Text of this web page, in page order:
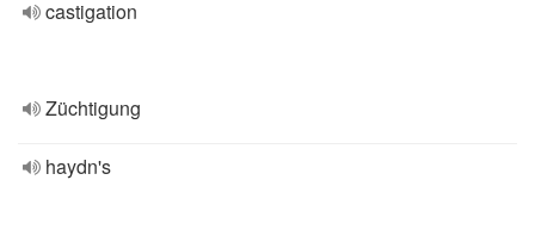
castigation
Züchtigung
haydn's